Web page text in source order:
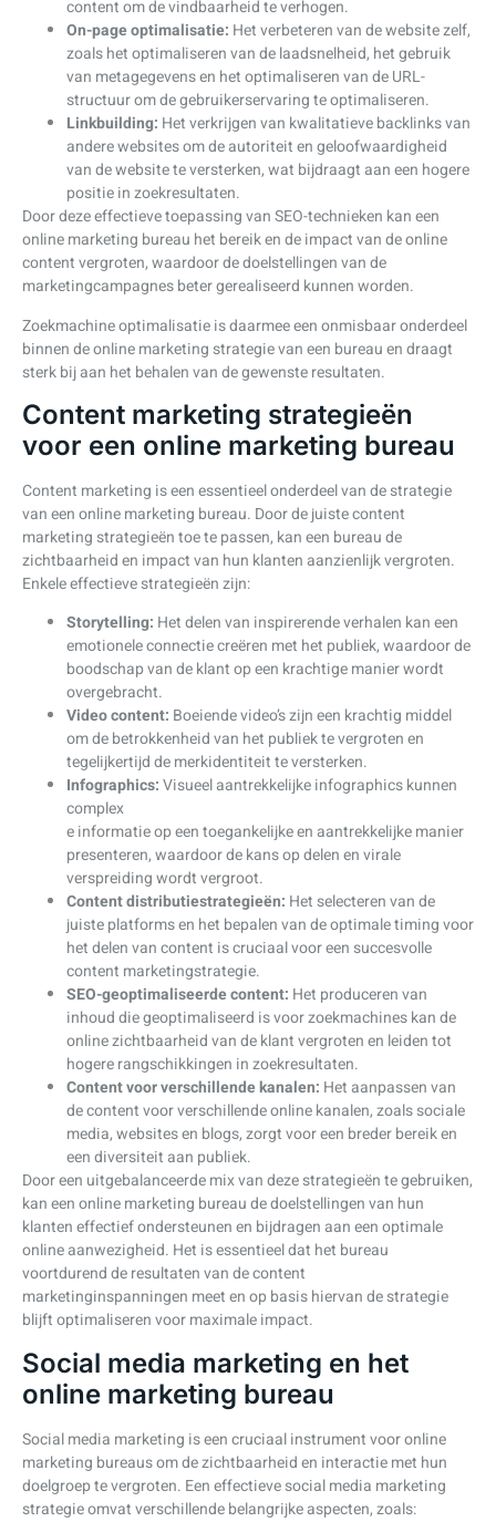
content om de vindbaarheid te verhogen.
On-page optimalisatie: Het verbeteren van de website zelf,
zoals het optimaliseren van de laadsnelheid, het gebruik
van metagegevens en het optimaliseren van de URL-
structuur om de gebruikerservaring te optimaliseren.
Linkbuilding: Het verkrijgen van kwalitatieve backlinks van
andere websites om de autoriteit en geloofwaardigheid
van de website te versterken, wat bijdraagt aan een hogere
positie in zoekresultaten.
Door deze effectieve toepassing van SEO-technieken kan een
online marketing bureau het bereik en de impact van de online
content vergroten, waardoor de doelstellingen van de
marketingcampagnes beter gerealiseerd kunnen worden.
Zoekmachine optimalisatie is daarmee een onmisbaar onderdeel
binnen de online marketing strategie van een bureau en draagt
sterk bij aan het behalen van de gewenste resultaten.
Content marketing strategieën
voor een online marketing bureau
Content marketing is een essentieel onderdeel van de strategie
van een online marketing bureau. Door de juiste content
marketing strategieën toe te passen, kan een bureau de
zichtbaarheid en impact van hun klanten aanzienlijk vergroten.
Enkele effectieve strategieën zijn:
Storytelling: Het delen van inspirerende verhalen kan een
emotionele connectie creëren met het publiek, waardoor de
boodschap van de klant op een krachtige manier wordt
overgebracht.
Video content: Boeiende video’s zijn een krachtig middel
om de betrokkenheid van het publiek te vergroten en
tegelijkertijd de merkidentiteit te versterken.
Infographics:Visueel aantrekkelijke infographics kunnen
complex
e informatie op een toegankelijke en aantrekkelijke manier
presenteren, waardoor de kans op delen en virale
verspreiding wordt vergroot.
Content distributiestrategieën: Het selecteren van de
juiste platforms en het bepalen van de optimale timing voor
het delen van content is cruciaal voor een succesvolle
content marketingstrategie.
SEO-geoptimaliseerde content: Het produceren van
inhoud die geoptimaliseerd is voor zoekmachines kan de
online zichtbaarheid van de klant vergroten en leiden tot
hogere rangschikkingen in zoekresultaten.
Content voor verschillende kanalen: Het aanpassen van
de content voor verschillende online kanalen, zoals sociale
media, websites en blogs, zorgt voor een breder bereik en
een diversiteit aan publiek.
Door een uitgebalanceerde mix van deze strategieën te gebruiken,
kan een online marketing bureau de doelstellingen van hun
klanten effectief ondersteunen en bijdragen aan een optimale
online aanwezigheid. Het is essentieel dat het bureau
voortdurend de resultaten van de content
marketinginspanningen meet en op basis hiervan de strategie
blijft optimaliseren voor maximale impact.
Social media marketing en het
online marketing bureau
Social media marketing is een cruciaal instrument voor online
marketing bureaus om de zichtbaarheid en interactie met hun
doelgroep te vergroten. Een effectieve social media marketing
strategie omvat verschillende belangrijke aspecten, zoals: